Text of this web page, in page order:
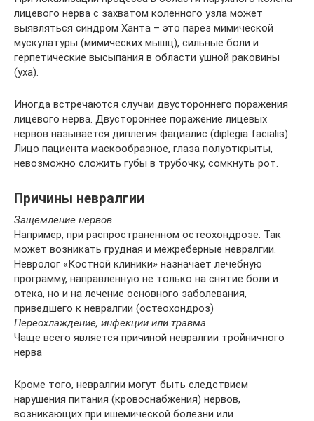
лицевого нерва с захватом коленного узла может
выявляться синдром Ханта – это парез мимической
мускулатуры (мимических мышц), сильные боли и
герпетические высыпания в области ушной раковины
(уха).
Иногда встречаются случаи двустороннего поражения
лицевого нерва. Двустороннее поражение лицевых
нервов называется диплегия фациалис (diplegia facialis).
Лицо пациента маскообразное, глаза полуоткрыты,
невозможно сложить губы в трубочку, сомкнуть рот.
Причины невралгии
Защемление нервов
Например, при распространенном остеохондрозе. Так
может возникать грудная и межреберные невралгии.
Невролог «Костной клиники» назначает лечебную
программу, направленную не только на снятие боли и
отека, но и на лечение основного заболевания,
приведшего к невралгии (остеохондроз)
Переохлаждение, инфекции или травма
Чаще всего является причиной невралгии тройничного
нерва
Кроме того, невралгии могут быть следствием
нарушения питания (кровоснабжения) нервов,
возникающих при ишемической болезни или